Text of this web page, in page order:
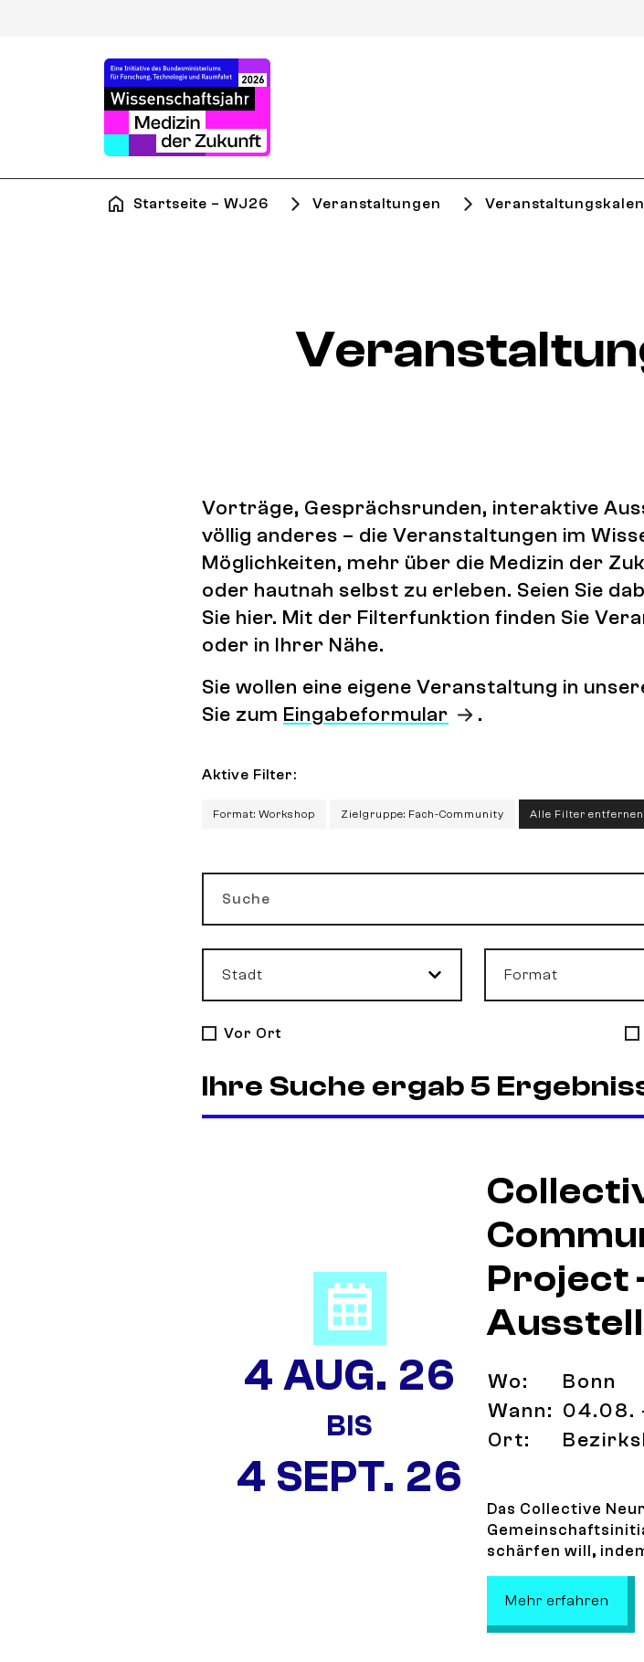
Startseite – WJ26 Veranstaltungen
Vorträge, Gesprächsrunden, interaktive
völlig anderes – die Veranstaltungen im
Möglichkeiten, mehr über die Medizin der
oder hautnah selbst zu erleben. Seien Sie
Sie hier. Mit der Filterfunktion finden Sie
oder in Ihrer Nähe.
Sie wollen eine eigene Veranstaltung in
Sie zum Eingabeformular .
Aktive Filter:
Format: Workshop Zielgruppe: Fach-Community Alle Filter entfernen
Suche
Stadt Format
Vor Ort
Ihre Suche ergab 5
4 AUG. 26
BIS
4 SEPT. 26
Project
Wo:
Bonn
Wann: 04.08.
Ort:
Das Collective
schärfen will,
Mehr erfahren